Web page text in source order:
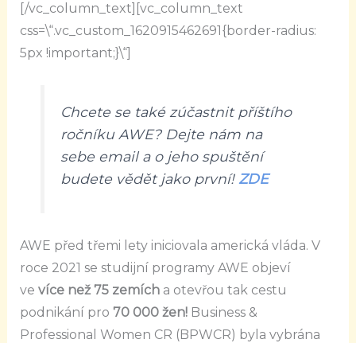
[/vc_column_text][vc_column_text
css=\“.vc_custom_1620915462691{border-radius:
5px !important;}\“]
Chcete se také zúčastnit příštího
ročníku AWE? Dejte nám na
sebe email a o jeho spuštění
budete vědět jako první!ZDE
AWE před třemi lety iniciovala americká vláda. V
roce 2021 se studijní programy AWE objeví
ve více než 75 zemícha otevřou tak cestu
podnikání pro 70 000 žen!Business &
Professional Women CR (BPWCR) byla vybrána